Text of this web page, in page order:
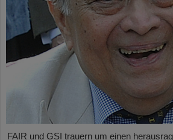
FAIR und GSI trauern um einen